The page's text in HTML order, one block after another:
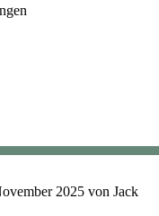
2025 von Jack